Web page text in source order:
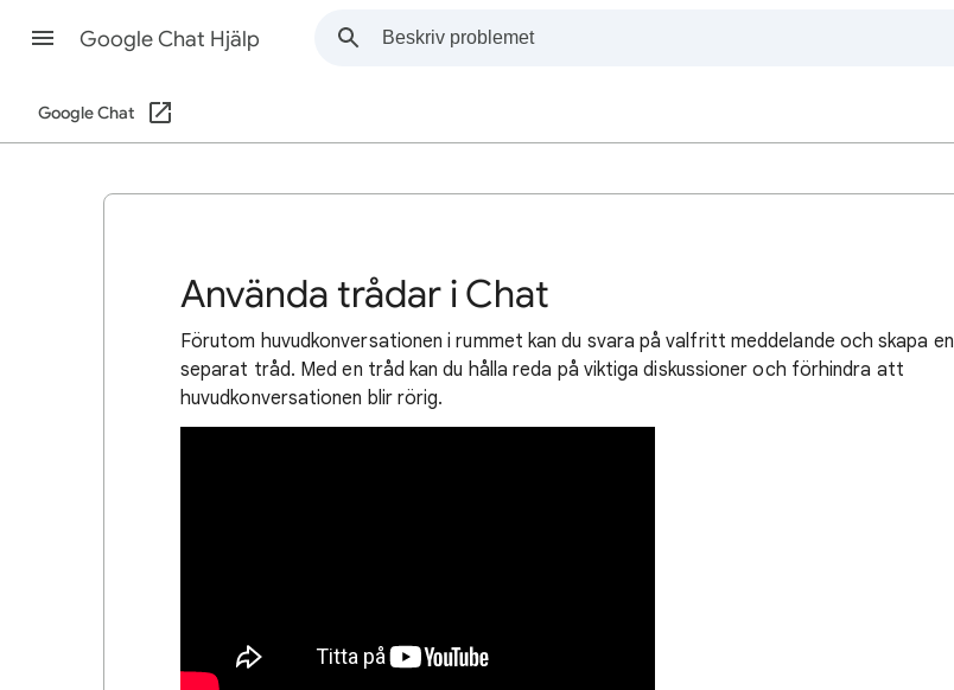
Google Chat Hjälp
Google Chat
Använda trådar i Chat
Förutom huvudkonversationen i rummet kan du svara på valfritt meddelande och skapa en
separat tråd. Med en tråd kan du hålla reda på viktiga diskussioner och förhindra att
huvudkonversationen blir rörig.